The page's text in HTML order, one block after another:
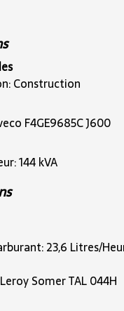
Construction
F4GE9685C J600
144 kVA
23,6 Litres/
Somer TAL 044H